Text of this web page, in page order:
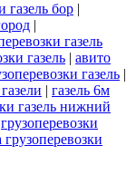
газель бор |
|
газель
газель | авито
газель |
| газель 6м
газель нижний
грузоперевозки
грузоперевозки